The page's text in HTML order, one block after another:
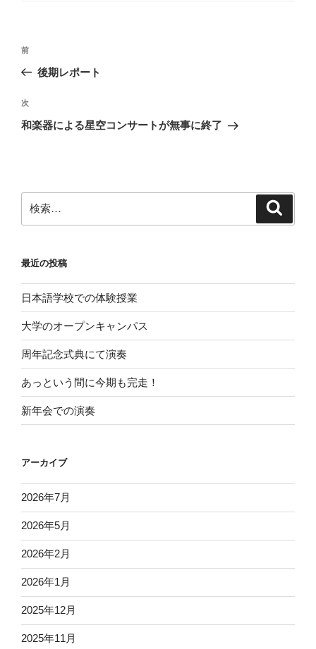
前
後期レポート
次
和楽器による星空コンサートが無事に終了
最近の投稿
日本語学校での体験授業
大学のオープンキャンパス
周年記念式典にて演奏
あっという間に今期も完走！
新年会での演奏
アーカイブ
2026年7月
2026年5月
2026年2月
2026年1月
2025年12月
2025年11月